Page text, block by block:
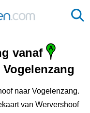
vanaf
Vogelenzang
naar Vogelenzang.
van Wervershoof